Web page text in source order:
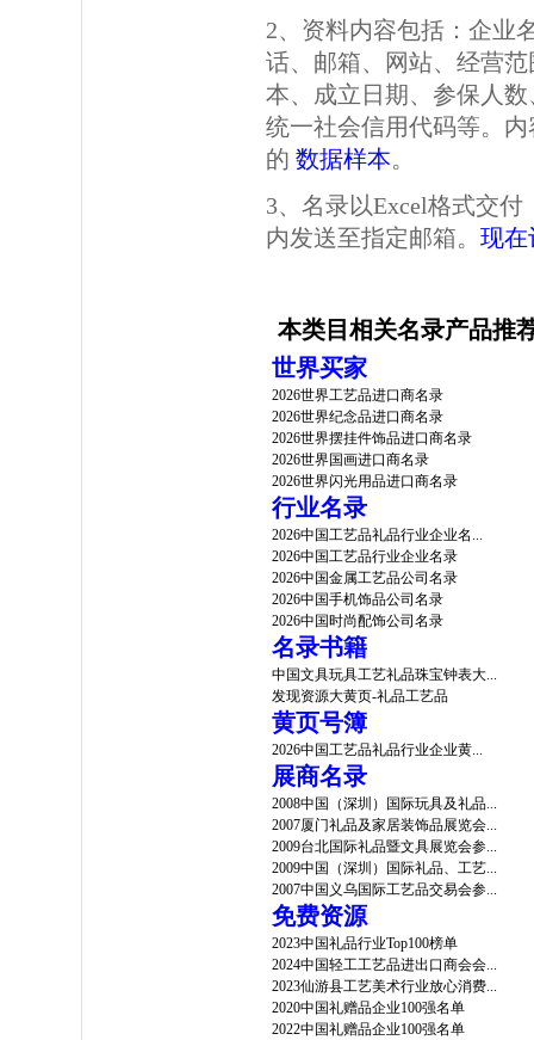
2、资料内容包括：企业
话、邮箱、网站、经营
本、成立日期、参保人
统一社会信用代码等。
的 数据样本。
3、名录以Excel格式交
内发送至指定邮箱。 现在
本类目相关名录产品推
世界买家
2026世界工艺品进口商名录
2026世界纪念品进口商名录
2026世界摆挂件饰品进口商名录
2026世界国画进口商名录
2026世界闪光用品进口商名录
行业名录
2026中国工艺品礼品行业企业名...
2026中国工艺品行业企业名录
2026中国金属工艺品公司名录
2026中国手机饰品公司名录
2026中国时尚配饰公司名录
名录书籍
中国文具玩具工艺礼品珠宝钟表大...
发现资源大黄页-礼品工艺品
黄页号簿
2026中国工艺品礼品行业企业黄...
展商名录
2008中国（深圳）国际玩具及礼品...
2007厦门礼品及家居装饰品展览会...
2009台北国际礼品暨文具展览会参...
2009中国（深圳）国际礼品、工艺...
2007中国义乌国际工艺品交易会参...
免费资源
2023中国礼品行业Top100榜单
2024中国轻工工艺品进出口商会会...
2023仙游县工艺美术行业放心消费...
2020中国礼赠品企业100强名单
2022中国礼赠品企业100强名单